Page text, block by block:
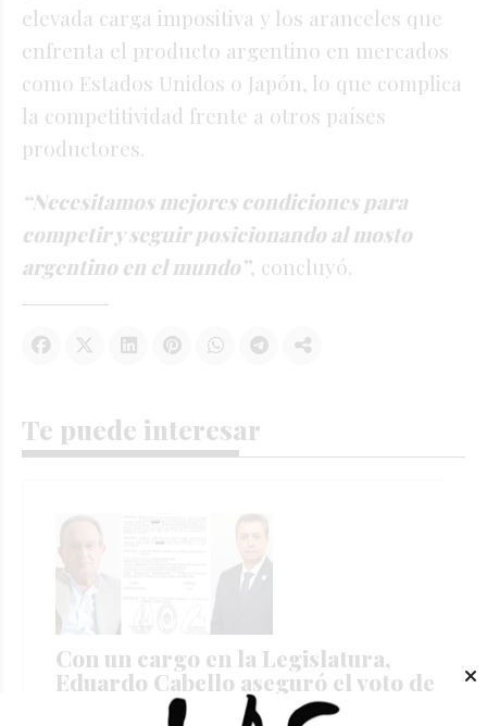
elevada carga impositiva y los aranceles que
enfrenta el producto argentino en mercados
como Estados Unidos o Japón, lo que complica
la competitividad frente a otros países
productores.
“Necesitamos mejores condiciones para
competir y seguir posicionando al mosto
argentino en el mundo”, concluyó.
Te puede interesar
Con un cargo en la Legislatura,
Eduardo Cabello aseguró el voto de
UPCN en la elección de CGT